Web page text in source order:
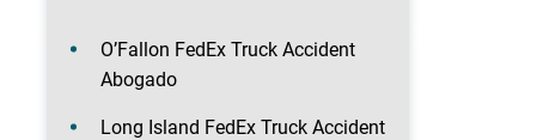
O’Fallon FedEx Truck Accident
Abogado
Long Island FedEx Truck Accident